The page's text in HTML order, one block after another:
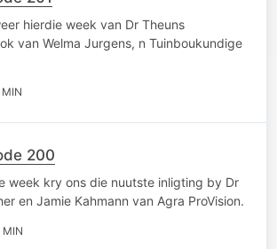
hierdie week van Dr Theuns
van Welma Jurgens, n Tuinboukundige
200
week kry ons die nuutste inligting by Dr
en Jamie Kahmann van Agra ProVision.
MIN